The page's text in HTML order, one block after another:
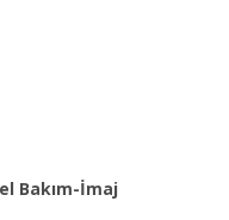
Bakım-İmaj